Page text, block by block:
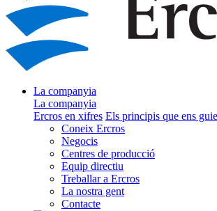
La companyia
La companyia
Ercros en xifres Els principis que ens
Coneix Ercros
Negocis
Centres de producció
Equip directiu
Treballar a Ercros
La nostra gent
Contacte